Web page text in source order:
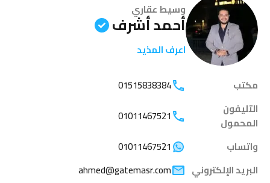
وسيط عقاري
أحمد أشرف
اعرف المذيد
مكتب
01515838384
التليفون
المحمول
01011467521
واتساب
01011467521
البريد الإلكتروني
ahmed@gatemasr.com